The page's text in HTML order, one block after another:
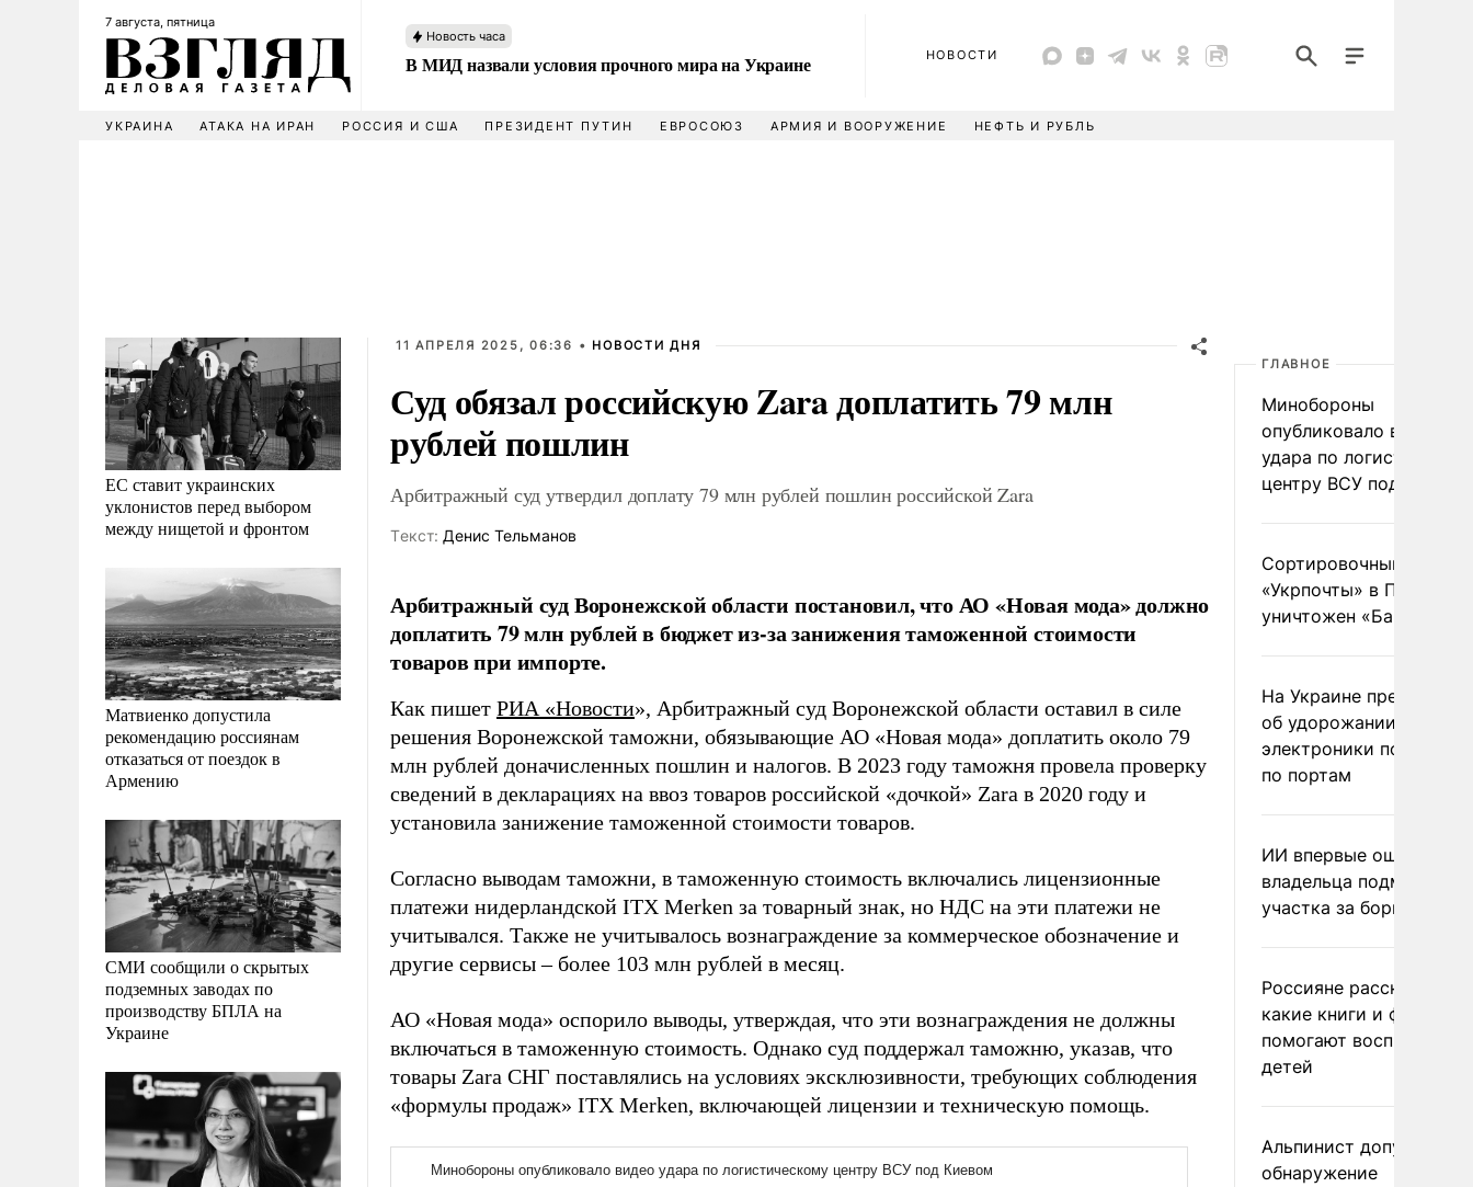
7 августа, пятница
Новость часа
В МИД назвали условия прочного мира на Украине НОВОСТИ
УКРАИНА АТАКА НА ИРАН РОССИЯ И США ПРЕЗИДЕНТ ПУТИН ЕВРОСОЮЗ АРМИЯ И ВООРУЖЕНИЕ НЕФТЬ И РУБЛЬ
ЕС ставит украинских
уклонистов перед выбором
между нищетой и фронтом
Матвиенко допустила
рекомендацию россиянам
отказаться от поездок в
Армению
СМИ сообщили о скрытых
подземных заводах по
производству БПЛА на
Украине
11 АПРЕЛЯ 2025, 06:36 • НОВОСТИ ДНЯ
Суд обязал российскую Zara доплатить 79 млн
рублей пошлин
Арбитражный суд утвердил доплату 79 млн рублей пошлин российской Zara
Tекст: Денис Тельманов
Арбитражный суд Воронежской области постановил, что АО «Новая мода» должно
доплатить 79 млн рублей в бюджет из-за занижения таможенной стоимости
товаров при импорте.
Как пишет РИА «Новости», Арбитражный суд Воронежской области оставил в силе
решения Воронежской таможни, обязывающие АО «Новая мода» доплатить около 79
млн рублей доначисленных пошлин и налогов. В 2023 году таможня провела проверку
сведений в декларациях на ввоз товаров российской «дочкой» Zara в 2020 году и
установила занижение таможенной стоимости товаров.
Согласно выводам таможни, в таможенную стоимость включались лицензионные
платежи нидерландской ITX Merken за товарный знак, но НДС на эти платежи не
учитывался. Также не учитывалось вознаграждение за коммерческое обозначение и
другие сервисы – более 103 млн рублей в месяц.
АО «Новая мода» оспорило выводы, утверждая, что эти вознаграждения не должны
включаться в таможенную стоимость. Однако суд поддержал таможню, указав, что
товары Zara СНГ поставлялись на условиях эксклюзивности, требующих соблюдения
«формулы продаж» ITX Merken, включающей лицензии и техническую помощь.
ГЛАВНОЕ
Минобороны
опубликовало видео
удара по
центру ВСУ под Киевом
Сортировочный пункт
«Укрпочты» в
уничтожен
На Украине
об удорожании
электроники после
по портам
ИИ впервые
владельца
участка за борщевик
Россияне рассказали,
какие книги и фильмы
помогают воспитывать
детей
Альпинист допустил
обнаружение